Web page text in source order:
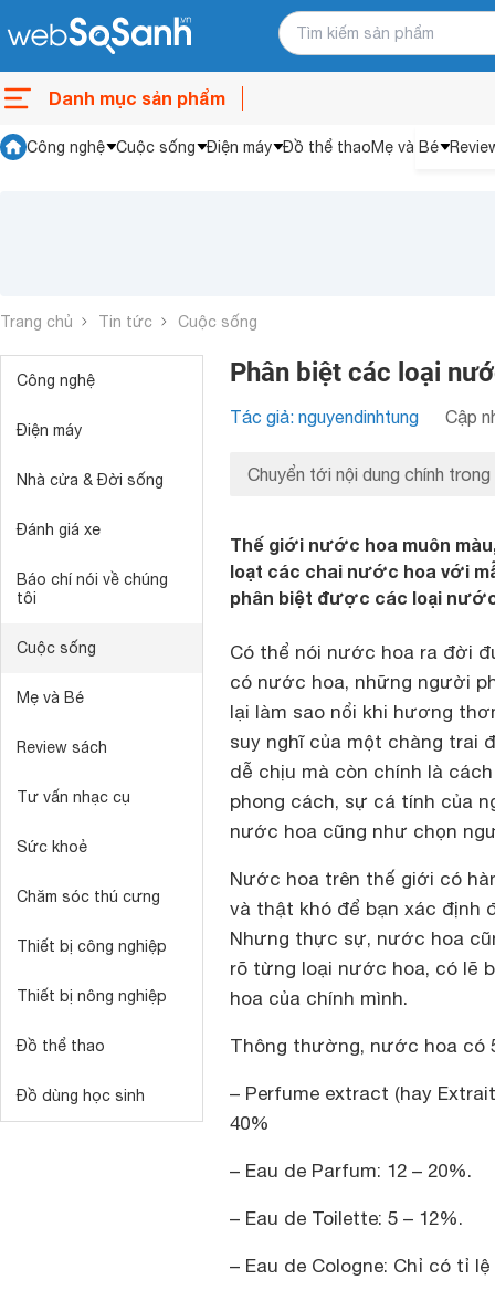
Danh mục sản phẩm
Công nghệ Cuộc sống Điện máy Đồ thể thaoMẹ và Bé
Trang chủ Tin tức Cuộc sống
Công nghệ
Điện máy
Nhà cửa & Đời sống
Đánh giá xe
Báo chí nói về chúng
tôi
Cuộc sống
Mẹ và Bé
Review sách
Tư vấn nhạc cụ
Sức khoẻ
Chăm sóc thú cưng
Thiết bị công nghiệp
Thiết bị nông nghiệp
Đồ thể thao
Đồ dùng học sinh
Phân biệt các loại
Tác giả: nguyendinhtung Cập
Chuyển tới nội dung chính trong
Thế giới nước hoa muôn
loạt các chai nước hoa với
phân biệt được các loại
Có thể nói nước hoa ra đời
có nước hoa, những người
lại làm sao nổi khi hương
suy nghĩ của một chàng trai
dễ chịu mà còn chính là
phong cách, sự cá tính của
nước hoa cũng như chọn
Nước hoa trên thế giới có
và thật khó để bạn xác định
Nhưng thực sự, nước hoa
rõ từng loại nước hoa, có lẽ
hoa của chính mình.
Thông thường, nước hoa có
– Perfume extract (hay
40%
– Eau de Parfum: 12 – 20%.
– Eau de Toilette: 5 – 12%.
– Eau de Cologne: Chỉ có tỉ